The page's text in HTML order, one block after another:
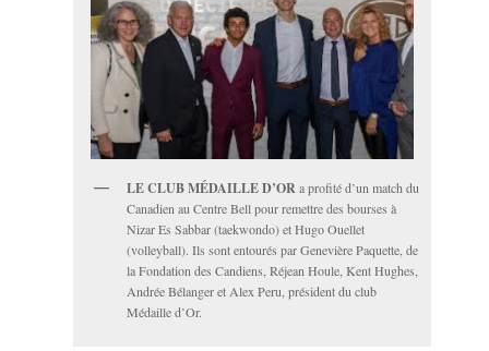
LE CLUB MÉDAILLE D’ORa profité d’un match du
Canadien au Centre Bell pour remettre des bourses à
Nizar Es Sabbar (taekwondo) et Hugo Ouellet
(volleyball). Ils sont entourés par Genevière Paquette, de
la Fondation des Candiens, Réjean Houle, Kent Hughes,
Andrée Bélanger et Alex Peru, président du club
Médaille d’Or.